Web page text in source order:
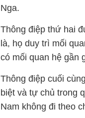
Nga.
Thông điệp thứ hai
là, họ duy trì mối
có mối quan hệ gần
Thông điệp cuối
biệt và tự chủ trong
Nam không đi theo